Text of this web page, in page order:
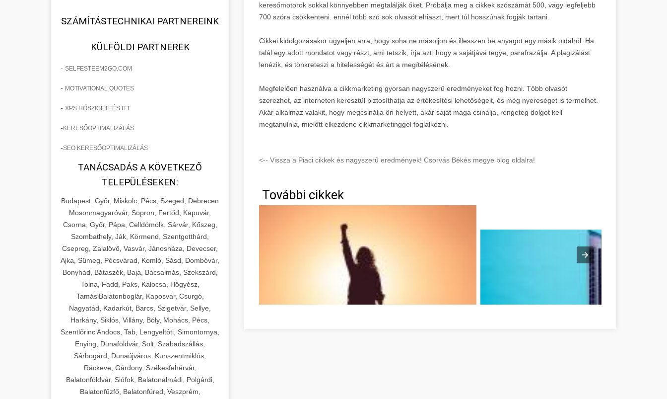
SZÁMÍTÁSTECHNIKAI PARTNEREINK
KÜLFÖLDI PARTNEREK
- SELFESTEEM2GO.COM
- MOTIVATIONAL QUOTES
- XPS HŐSZIGETEÉS ITT
- KERESŐOPTIMALIZÁLÁS
-SEO KERESŐOPTIMALIZÁLÁS
TANÁCSADÁS A KÖVETKEZŐ
TELEPÜLÉSEKEN:
Budapest, Győr, Miskolc, Pécs, Szeged, Debrecen
Mosonmagyaróvár, Sopron, Fertőd, Kapuvár,
Csorna, Győr, Pápa, Celldömölk, Sárvár, Kőszeg,
Szombathely, Ják, Körmend, Szentgotthárd,
Csepreg, Zalalövő, Vasvár, Jánosháza, Devecser,
Ajka, Sümeg, Pécsvárad, Komló, Sásd, Dombóvár,
Bonyhád, Bátaszék, Baja, Bácsalmás, Szekszárd,
Tolna, Fadd, Paks, Kalocsa, Hőgyész,
TamásiBalatonboglár, Kaposvár, Csurgó,
Nagyatád, Kadarkút, Barcs, Szigetvár, Sellye,
Harkány, Siklós, Villány, Bóly, Mohács, Pécs,
Szentlőrinc Andocs, Tab, Lengyeltóti, Simontornya,
Enying, Dunaföldvár, Solt, Szabadszállás,
Sárbogárd, Dunaújváros, Kunszentmiklós,
Ráckeve, Gárdony, Székesfehérvár,
Balatonföldvár, Siófok, Balatonalmádi, Polgárdi,
Balatonfűzfő, Balatonfüred, Veszprém,
keresőmotorok sokkal könnyebben megtalálják őket. Próbálja meg a cikkek szószámát 500, vagy legfeljebb
700 szóra csökkenteni. ennél több szó sok olvasót elriaszt, mert túl hosszúnak fogják tartani.
Cikkei kidolgozásakor ügyeljen arra, hogy soha ne másoljon és illesszen be anyagot egy másik oldalról. Ha
talál egy adott mondatot vagy részt, ami tetszik, írja azt, hogy a sajátjává tegye, parafrazálja. A plagizálást
lenézik, és tönkreteszi a hitelességét és árt a megítélésének.
Megfelelően használva a cikkmarketing gyorsan nagyszerű eredményeket fog hozni. Több olvasót
szerezhet, az interneten keresztül biztosíthatja az értékesítési lehetőségeit, és még nyereséget is termelhet.
Akár alkalmaz valakit, hogy megcsinálja ön helyett, akár saját maga csinálja, rengeteg dolgot kell
megtanulnia, mielőtt elkezdene cikkmarketinggel foglalkozni.
<-- Vissza a Piaci cikkek és nagyszerű eredmények! Csorvás Békés megye blog oldalra!
További cikkek